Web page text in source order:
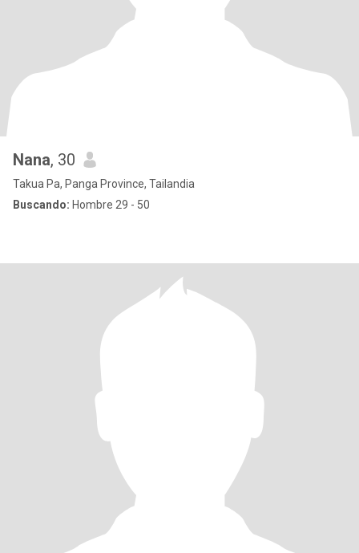
Nana, 30
Takua Pa, Panga Province, Tailandia
Buscando: Hombre 29 - 50